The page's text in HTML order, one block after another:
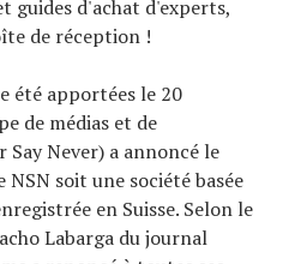
guides d'achat d'experts,
de réception !
été apportées le 20
de médias et de
Never) a annoncé le
NSN soit une société basée
en Suisse. Selon le
Labarga du journal